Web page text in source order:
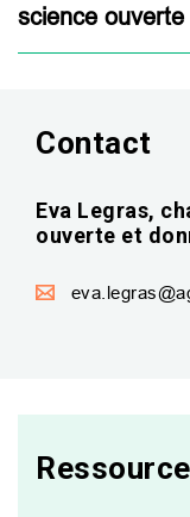
science ouverte
Contact
Eva Legras,
ouverte et